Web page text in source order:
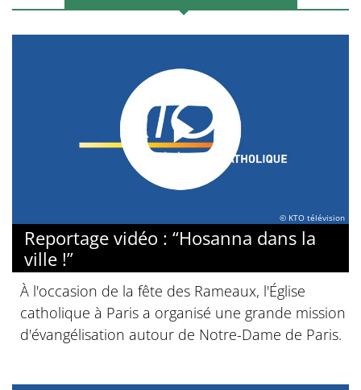
© KTO télévision
Reportage vidéo : “Hosanna dans la
ville !”
À l'occasion de la fête des Rameaux, l'Église
catholique à Paris a organisé une grande mission
d'évangélisation autour de Notre-Dame de Paris.